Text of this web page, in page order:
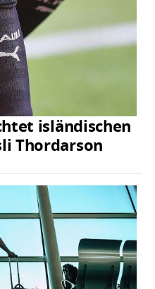
isländischen
Thordarson